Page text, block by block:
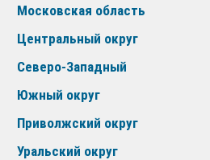
Московская область
Центральный округ
Северо-Западный
Южный округ
Приволжский округ
Уральский округ